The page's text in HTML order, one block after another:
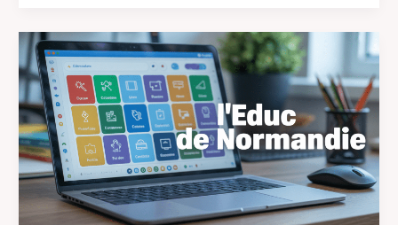
utilisation
de
votre
espace
documentaire
personnel